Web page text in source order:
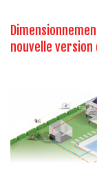
nouvelle version